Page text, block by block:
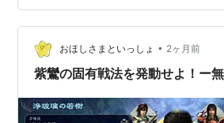
もりもり強くなる快感 ・ガチャの楽
ラの魅力 などなど。特にこのゲーム
戦術が増すので自分の成長も感じられ
見がある感じ。そして発見するという
おほしさまといっしょ • 2ヶ月前
紫鸞の固有戦法を発動せよ！ー